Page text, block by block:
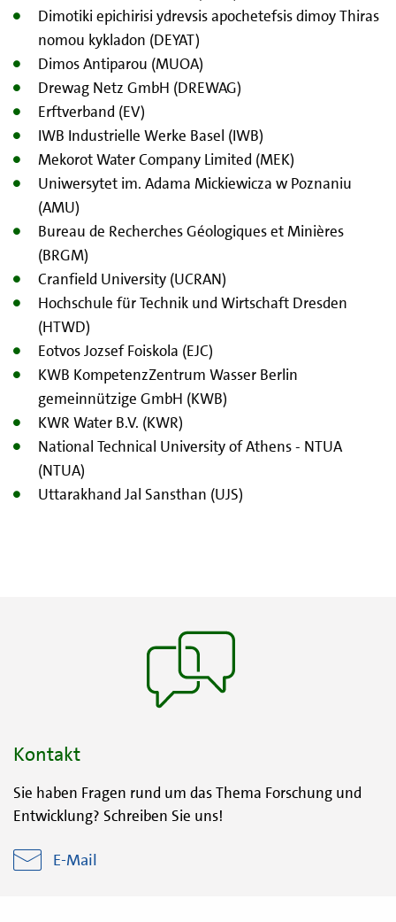
Dimotiki epichirisi ydrevsis apochetefsis dimoy Thiras
nomou kykladon (DEYAT)
Dimos Antiparou (MUOA)
Drewag Netz GmbH (DREWAG)
Erftverband (EV)
IWB Industrielle Werke Basel (IWB)
Mekorot Water Company Limited (MEK)
Uniwersytet im. Adama Mickiewicza w Poznaniu
(AMU)
Bureau de Recherches Géologiques et Minières
(BRGM)
Cranfield University (UCRAN)
Hochschule für Technik und Wirtschaft Dresden
(HTWD)
Eotvos Jozsef Foiskola (EJC)
KWB KompetenzZentrum Wasser Berlin
gemeinnützige GmbH (KWB)
KWR Water B.V. (KWR)
National Technical University of Athens - NTUA
(NTUA)
Uttarakhand Jal Sansthan (UJS)
Kontakt
Sie haben Fragen rund um das Thema Forschung und
Entwicklung? Schreiben Sie uns!
E-Mail